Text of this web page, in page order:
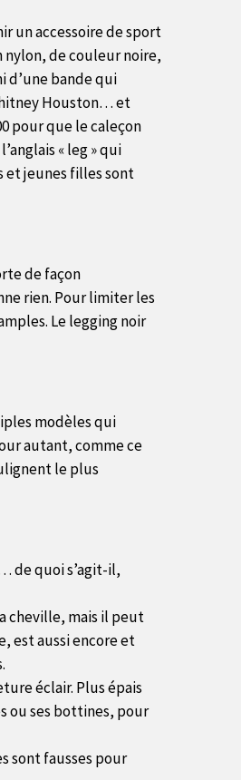
un accessoire de sport
nylon, de couleur noire,
d’une bande qui
Houston… et
pour que le caleçon
« leg » qui
et jeunes filles sont
de façon
rien. Pour limiter les
Le legging noir
modèles qui
autant, comme ce
le plus
de quoi s’agit-il,
cheville, mais il peut
est aussi encore et
éclair. Plus épais
ou ses bottines, pour
sont fausses pour